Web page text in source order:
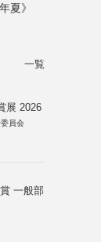
夏》
一覧
展 2026
員会
一般部